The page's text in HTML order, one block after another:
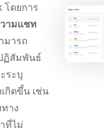
โดยการ
ามแชท
มารถ
ฏิสัมพันธ์
ระบุ
กิดขึ้น เช่น
าง
ที่ไม่